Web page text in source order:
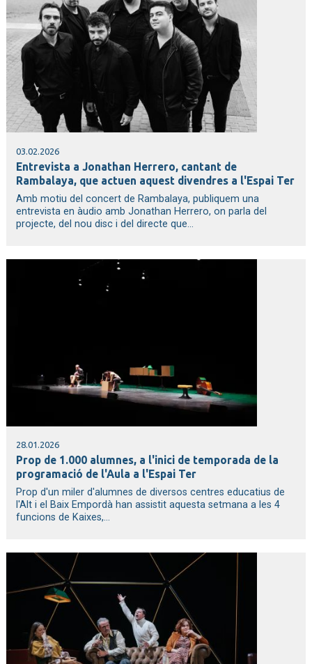
03.02.2026
Entrevista a Jonathan Herrero, cantant de
Rambalaya, que actuen aquest divendres a l'Espai Ter
Amb motiu del concert de Rambalaya, publiquem una
entrevista en àudio amb Jonathan Herrero, on parla del
projecte, del nou disc i del directe que...
28.01.2026
Prop de 1.000 alumnes, a l'inici de temporada de la
programació de l'Aula a l'Espai Ter
Prop d'un miler d'alumnes de diversos centres educatius de
l'Alt i el Baix Empordà han assistit aquesta setmana a les 4
funcions de Kaixes,...